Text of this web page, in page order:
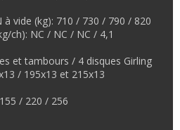
vide (kg): 710 / 730 / 790 / 820
ch): NC / NC / NC / 4,1
et tambours / 4 disques Girling
/ 195x13 et 215x13
/ 220 / 256